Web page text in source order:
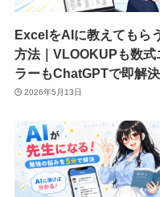
ExcelをAIに教えてもら
方法｜VLOOKUPも数式
ラーもChatGPTで即解決
2026年5月13日